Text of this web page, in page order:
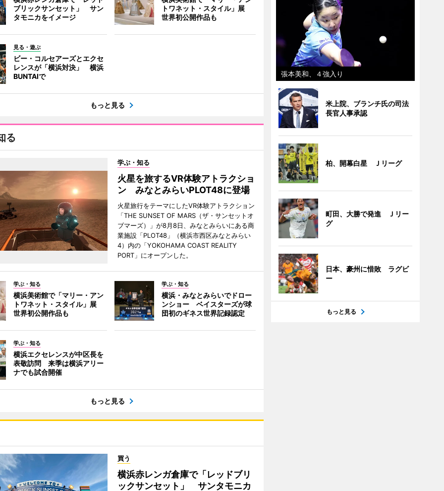
ブリックサンセット」 サン
タモニカをイメージ
トワネット・スタイル」展
世界初公開作品も
見る・遊ぶ
ビー・コルセアーズとエクセ
レンスが「横浜対決」 横浜
BUNTAIで
もっと見る
る
学ぶ・知る
火星を旅するVR体験アトラクショ
ン みなとみらいPLOT48に登場
火星旅行をテーマにしたVR体験アトラクション
「THE SUNSET OF MARS（ザ・サンセットオ
ブマーズ）」が8月8日、みなとみらいにある商
業施設「PLOT48」（横浜市西区みなとみらい
4）内の「YOKOHAMA COAST REALITY
PORT」にオープンした。
学ぶ・知る
横浜美術館で「マリー・アン
トワネット・スタイル」展
世界初公開作品も
学ぶ・知る
横浜・みなとみらいでドロー
ンショー ベイスターズが球
団初のギネス世界記録認定
学ぶ・知る
横浜エクセレンスが中区長を
表敬訪問 来季は横浜アリー
ナでも試合開催
もっと見る
買う
横浜赤レンガ倉庫で「レッドブリ
ックサンセット」 サンタモニカ
張本美和、４強入り
米上院、ブランチ氏の司法
長官人事承認
柏、開幕白星 Ｊリーグ
町田、大勝で発進 Ｊリー
グ
日本、豪州に惜敗 ラグビ
ー
もっと見る